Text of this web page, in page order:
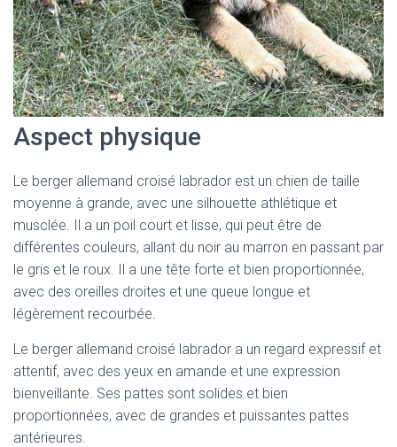
Aspect physique
Le berger allemand croisé labrador est un chien de taille
moyenne à grande, avec une silhouette athlétique et
musclée. Il a un poil court et lisse, qui peut être de
différentes couleurs, allant du noir au marron en passant par
le gris et le roux. Il a une tête forte et bien proportionnée,
avec des oreilles droites et une queue longue et
légèrement recourbée.
Le berger allemand croisé labrador a un regard expressif et
attentif, avec des yeux en amande et une expression
bienveillante. Ses pattes sont solides et bien
proportionnées, avec de grandes et puissantes pattes
antérieures.